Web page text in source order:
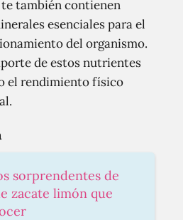
también contienen
esenciales para el
del organismo.
de estos nutrientes
el rendimiento físico
sorprendentes de
zacate limón que